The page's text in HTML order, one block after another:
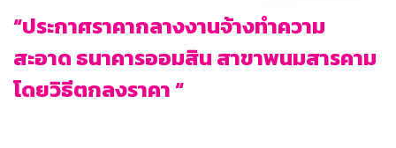
“ประกาศราคากลางงานจ้างทำความ
สะอาด ธนาคารออมสิน สาขาพนมสารคาม
โดยวิธีตกลงราคา “